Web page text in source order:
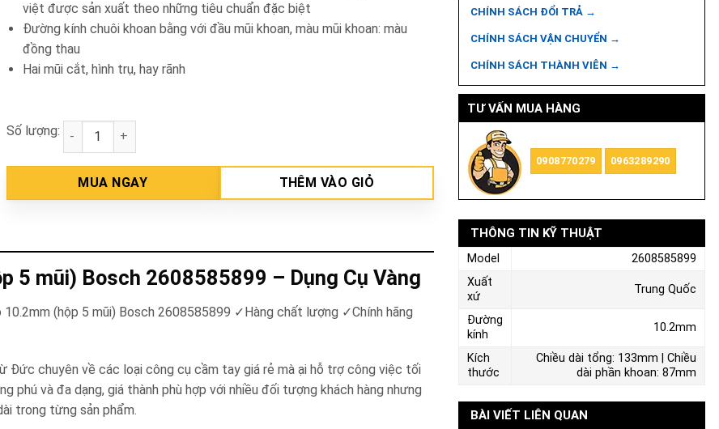
việt được sản xuất theo những tiêu chuẩn đặc biệt
Đường kính chuôi khoan bằng với đầu mũi khoan, màu mũi khoan: màu
đồng thau
Hai mũi cắt, hình trụ, hay rãnh
Số lượng: Mũi khoan INOX HSS-Co 10.2mm (hộp 5 mũi) Bosch 2608585899 số lượng
MUA NGAY THÊM VÀO GIỎ
CHÍNH SÁCH ĐỔI TRẢ →
CHÍNH SÁCH VẬN CHUYỂN →
CHÍNH SÁCH THÀNH VIÊN →
TƯ VẤN MUA HÀNG
0908770279 0963289290
5 mũi) Bosch 2608585899 – Dụng Cụ Vàng
10.2mm (hộp 5 mũi) Bosch 2608585899 ✓Hàng chất lượng ✓Chính hãng
Đức chuyên về các loại công cụ cầm tay giá rẻ mà ại hỗ trợ công việc tối
phú và đa dạng, giá thành phù hợp với nhiều đối tượng khách hàng nhưng
trong từng sản phẩm.
THÔNG TIN KỸ THUẬT
Model
2608585899
Xuất
xứ
Trung Quốc
Đường
kính
10.2mm
Kích
thước
Chiều dài tổng: 133mm | Chiều
dài phần khoan: 87mm
BÀI VIẾT LIÊN QUAN